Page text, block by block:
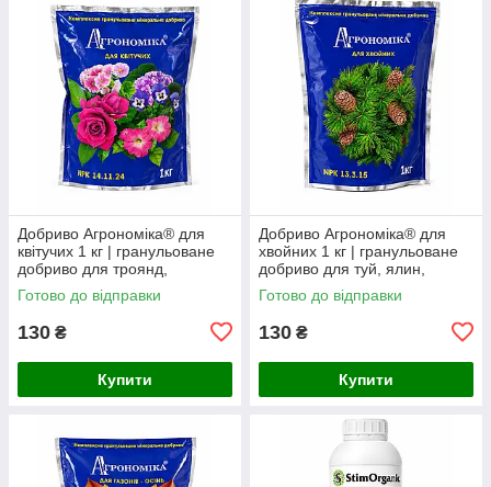
Добриво Агрономіка® для
квітучих 1 кг | гранульоване
добриво для троянд,
декоративних чагарників та
квітучих рослин
Готово до відправки
130 ₴
Купити
Добриво Агрономіка® для
хвойних 1 кг | гранульоване
добриво для туй, ялин,
сосен, ялівців та інших
хвойних рослин
Готово до відправки
130 ₴
Купити